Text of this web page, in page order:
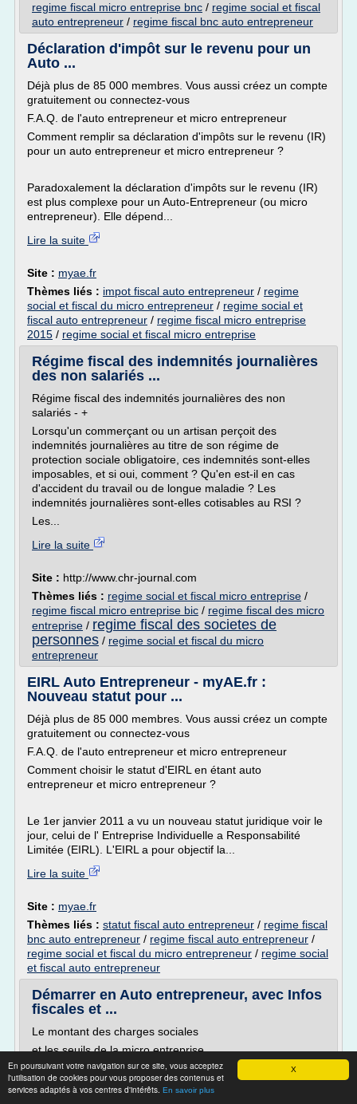
X
En poursuivant votre navigation sur ce site, vous acceptez
l'utilisation de cookies pour vous proposer des contenus et
services adaptés à vos centres d'intérêts. En savoir plus
regime fiscal micro entreprise bnc / regime social et fiscal
auto entrepreneur / regime fiscal bnc auto entrepreneur
Déclaration d'impôt sur le revenu pour un
Auto ...
Déjà plus de 85 000 membres. Vous aussi créez un compte
gratuitement ou connectez-vous
F.A.Q. de l'auto entrepreneur et micro entrepreneur
Comment remplir sa déclaration d'impôts sur le revenu (IR)
pour un auto entrepreneur et micro entrepreneur ?
Paradoxalement la déclaration d'impôts sur le revenu (IR)
est plus complexe pour un Auto-Entrepreneur (ou micro
entrepreneur). Elle dépend...
Lire la suite
Site : myae.fr
Thèmes liés : impot fiscal auto entrepreneur / regime
social et fiscal du micro entrepreneur / regime social et
fiscal auto entrepreneur / regime fiscal micro entreprise
2015 / regime social et fiscal micro entreprise
Régime fiscal des indemnités journalières
des non salariés ...
Régime fiscal des indemnités journalières des non
salariés - +
Lorsqu'un commerçant ou un artisan perçoit des
indemnités journalières au titre de son régime de
protection sociale obligatoire, ces indemnités sont-elles
imposables, et si oui, comment ? Qu'en est-il en cas
d'accident du travail ou de longue maladie ? Les
indemnités journalières sont-elles cotisables au RSI ?
Les...
Lire la suite
Site : http://www.chr-journal.com
Thèmes liés : regime social et fiscal micro entreprise /
regime fiscal micro entreprise bic / regime fiscal des micro
entreprise / regime fiscal des societes de
personnes / regime social et fiscal du micro
entrepreneur
EIRL Auto Entrepreneur - myAE.fr :
Nouveau statut pour ...
Déjà plus de 85 000 membres. Vous aussi créez un compte
gratuitement ou connectez-vous
F.A.Q. de l'auto entrepreneur et micro entrepreneur
Comment choisir le statut d'EIRL en étant auto
entrepreneur et micro entrepreneur ?
Le 1er janvier 2011 a vu un nouveau statut juridique voir le
jour, celui de l' Entreprise Individuelle a Responsabilité
Limitée (EIRL). L'EIRL a pour objectif la...
Lire la suite
Site : myae.fr
Thèmes liés : statut fiscal auto entrepreneur / regime fiscal
bnc auto entrepreneur / regime fiscal auto entrepreneur /
regime social et fiscal du micro entrepreneur / regime social
et fiscal auto entrepreneur
Démarrer en Auto entrepreneur, avec Infos
fiscales et ...
Le montant des charges sociales
et les seuils de la micro entreprise
restent inchangés pour 2017
L'auto entrepreneur devenu "micro entrepreneur" s'étend